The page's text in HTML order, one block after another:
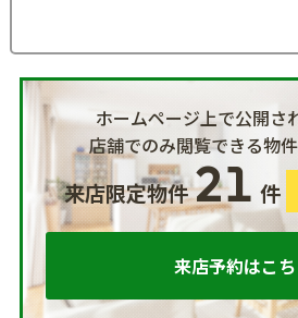
ホームページ上で公開さ
店舗でのみ閲覧できる物
来店限定物件21 件
来店予約はこ